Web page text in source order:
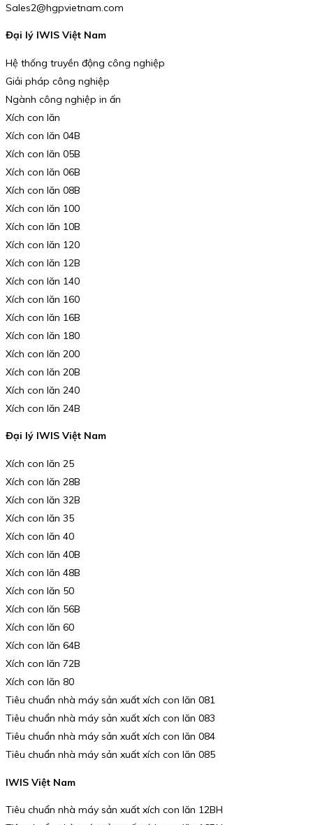
Sales2@hgpvietnam.com
Đại lý IWIS Việt Nam
Hệ thống truyền động công nghiệp
Giải pháp công nghiệp
Ngành công nghiệp in ấn
Xích con lăn
Xích con lăn 04B
Xích con lăn 05B
Xích con lăn 06B
Xích con lăn 08B
Xích con lăn 100
Xích con lăn 10B
Xích con lăn 120
Xích con lăn 12B
Xích con lăn 140
Xích con lăn 160
Xích con lăn 16B
Xích con lăn 180
Xích con lăn 200
Xích con lăn 20B
Xích con lăn 240
Xích con lăn 24B
Đại lý IWIS Việt Nam
Xích con lăn 25
Xích con lăn 28B
Xích con lăn 32B
Xích con lăn 35
Xích con lăn 40
Xích con lăn 40B
Xích con lăn 48B
Xích con lăn 50
Xích con lăn 56B
Xích con lăn 60
Xích con lăn 64B
Xích con lăn 72B
Xích con lăn 80
Tiêu chuẩn nhà máy sản xuất xích con lăn 081
Tiêu chuẩn nhà máy sản xuất xích con lăn 083
Tiêu chuẩn nhà máy sản xuất xích con lăn 084
Tiêu chuẩn nhà máy sản xuất xích con lăn 085
IWIS Việt Nam
Tiêu chuẩn nhà máy sản xuất xích con lăn 12BH